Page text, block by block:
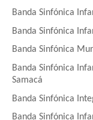
Banda Sinfónica
Banda Sinfónica
Banda Sinfónica
Banda Sinfónica
Samacá
Banda Sinfónica
Banda Sinfónica